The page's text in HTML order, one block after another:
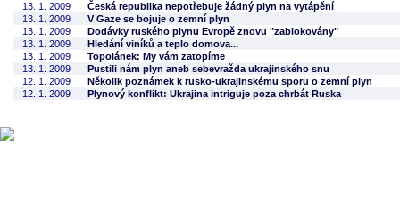
13. 1. 2009
Česká republika nepotřebuje žádný plyn na vytápění
13. 1. 2009
V Gaze se bojuje o zemní plyn
13. 1. 2009
Dodávky ruského plynu Evropě znovu "zablokovány"
13. 1. 2009
Hledání viníků a teplo domova...
13. 1. 2009
Topolánek: My vám zatopíme
13. 1. 2009
Pustili nám plyn aneb sebevražda ukrajinského snu
12. 1. 2009
Několik poznámek k rusko-ukrajinskému sporu o zemní plyn
12. 1. 2009
Plynový konflikt: Ukrajina intriguje poza chrbát Ruska